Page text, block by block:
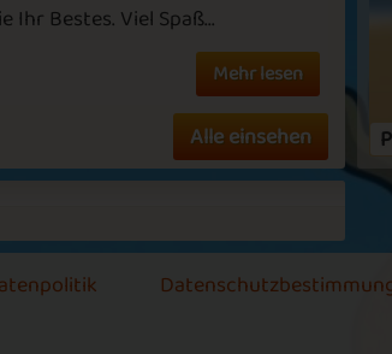
Falling Down
Colours Cashing In
Ihr Bestes. Viel Spaß...
Mehr lesen
Alle einsehen